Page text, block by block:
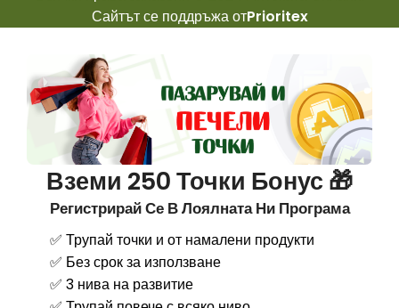
Сайтът се поддръжа отPrioritex
Вземи 250 Точки Бонус 🎁
Регистрирай Се В Лоялната Ни Програма
✅ Трупай точки и от намалени продукти
✅ Без срок за използване
✅ 3 нива на развитие